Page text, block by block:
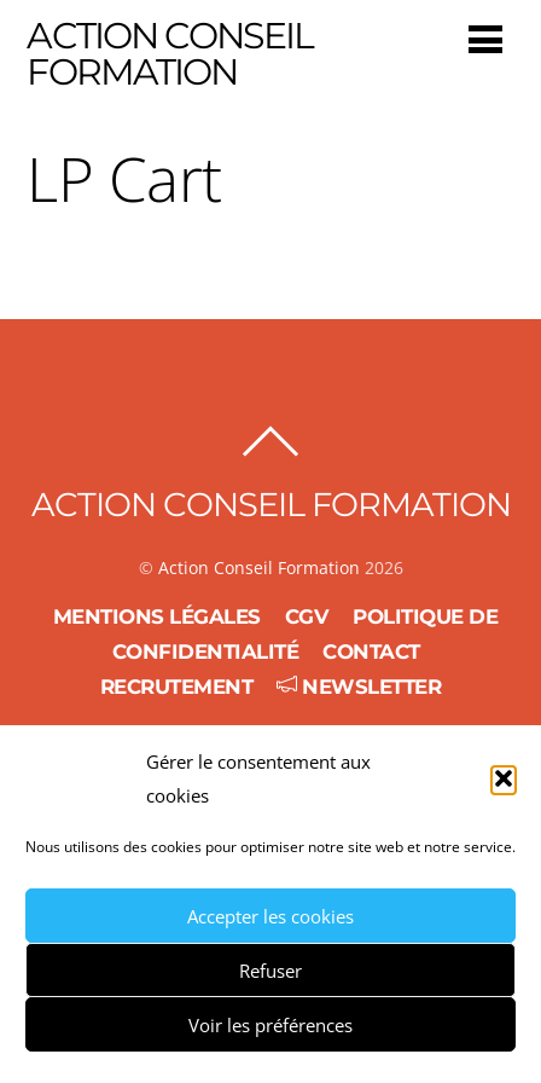
Gérer le consentement aux
cookies
Nous utilisons des cookies pour optimiser notre site web et notre service.
Accepter les cookies
Refuser
Voir les préférences
ACTION CONSEIL
FORMATION
LP Cart
TOP
ACTION CONSEIL FORMATION
© Action Conseil Formation 2026
MENTIONS LÉGALES CGV
POLITIQUE DE
CONFIDENTIALITÉ
CONTACT
RECRUTEMENT
NEWSLETTER